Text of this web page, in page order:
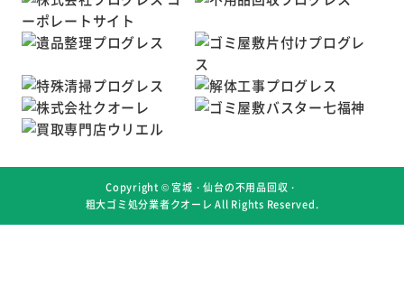
Copyright ©宮城・仙台の不用品回収・
粗大ゴミ処分業者クオーレ All Rights Reserved.